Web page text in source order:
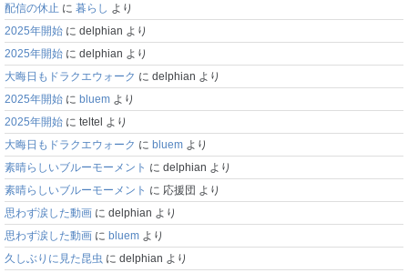
配信の休止 に 暮らし より
2025年開始 に delphian より
2025年開始 に delphian より
大晦日もドラクエウォーク に delphian より
2025年開始 に bluem より
2025年開始 に teltel より
大晦日もドラクエウォーク に bluem より
素晴らしいブルーモーメント に delphian より
素晴らしいブルーモーメント に 応援団 より
思わず涙した動画 に delphian より
思わず涙した動画 に bluem より
久しぶりに見た昆虫 に delphian より